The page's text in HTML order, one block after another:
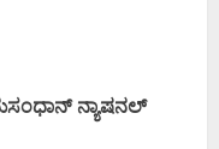
ನ್ಯಾಷನಲ್